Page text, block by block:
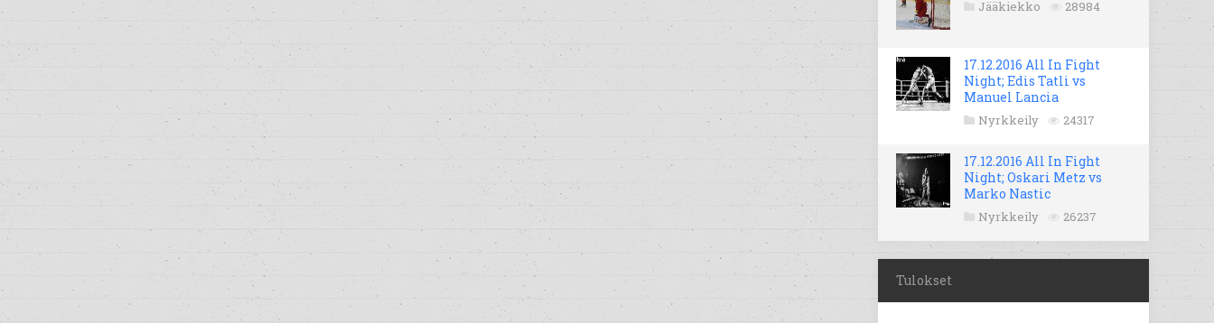
Jääkiekko 28984
17.12.2016 All In Fight
Night; Edis Tatli vs
Manuel Lancia
Nyrkkeily 24317
17.12.2016 All In Fight
Night; Oskari Metz vs
Marko Nastic
Nyrkkeily 26237
Tulokset